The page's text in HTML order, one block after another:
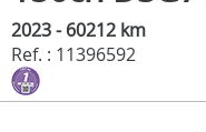
2023 - 60212 km
Ref. : 11396592